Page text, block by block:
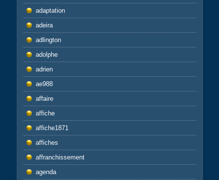
adaptation
adeira
adlington
adolphe
adrien
ae988
affaire
affiche
affiche1871
affiches
affranchissement
agenda